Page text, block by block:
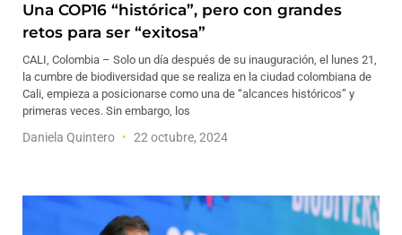
Una COP16 “histórica”, pero con grandes
retos para ser “exitosa”
CALI, Colombia – Solo un día después de su inauguración, el lunes 21,
la cumbre de biodiversidad que se realiza en la ciudad colombiana de
Cali, empieza a posicionarse como una de “alcances históricos” y
primeras veces. Sin embargo, los
Daniela Quintero 22 octubre, 2024